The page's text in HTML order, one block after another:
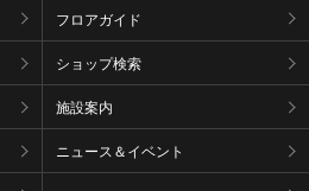
フロアガイド
ショップ検索
施設案内
ニュース＆イベント